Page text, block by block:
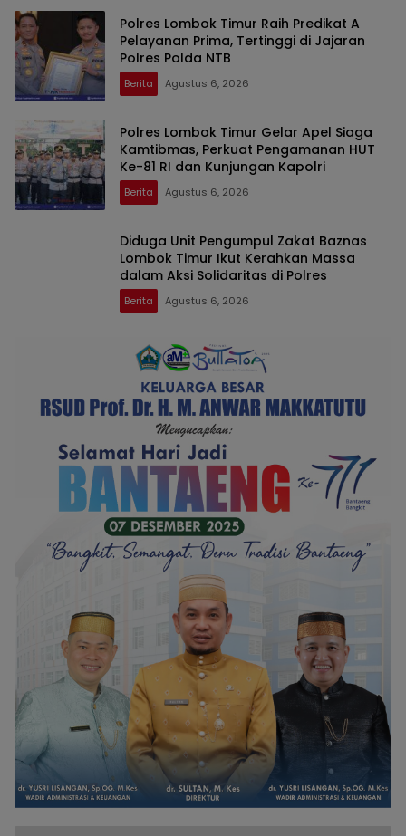
Polres Lombok Timur Raih Predikat A
Pelayanan Prima, Tertinggi di Jajaran
Polres Polda NTB
Berita Agustus 6, 2026
Polres Lombok Timur Gelar Apel Siaga
Kamtibmas, Perkuat Pengamanan HUT
Ke-81 RI dan Kunjungan Kapolri
Berita Agustus 6, 2026
Diduga Unit Pengumpul Zakat Baznas
Lombok Timur Ikut Kerahkan Massa
dalam Aksi Solidaritas di Polres
Berita Agustus 6, 2026